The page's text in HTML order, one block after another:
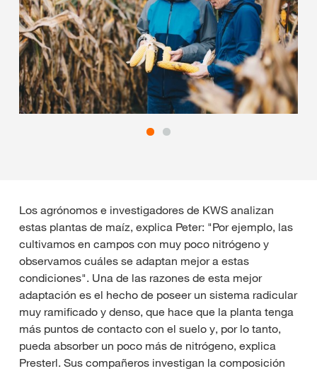
Los agrónomos e investigadores de KWS analizan
estas plantas de maíz, explica Peter: "Por ejemplo, las
cultivamos en campos con muy poco nitrógeno y
observamos cuáles se adaptan mejor a estas
condiciones". Una de las razones de esta mejor
adaptación es el hecho de poseer un sistema radicular
muy ramificado y denso, que hace que la planta tenga
más puntos de contacto con el suelo y, por lo tanto,
pueda absorber un poco más de nitrógeno, explica
Presterl. Sus compañeros investigan la composición